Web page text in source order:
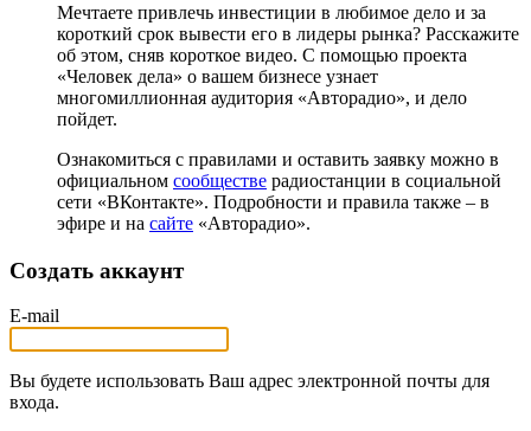
Мечтаете привлечь инвестиции в любимое дело и за
короткий срок вывести его в лидеры рынка? Расскажите
об этом, сняв короткое видео. С помощью проекта
«Человек дела» о вашем бизнесе узнает
многомиллионная аудитория «Авторадио», и дело
пойдет.
Ознакомиться с правилами и оставить заявку можно в
официальном сообществе радиостанции в социальной
сети «ВКонтакте». Подробности и правила также – в
эфире и на сайте «Авторадио».
Создать аккаунт
E-mail
Вы будете использовать Ваш адрес электронной почты для
входа.